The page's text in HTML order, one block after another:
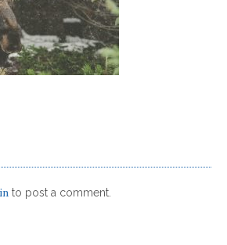
to post a comment.